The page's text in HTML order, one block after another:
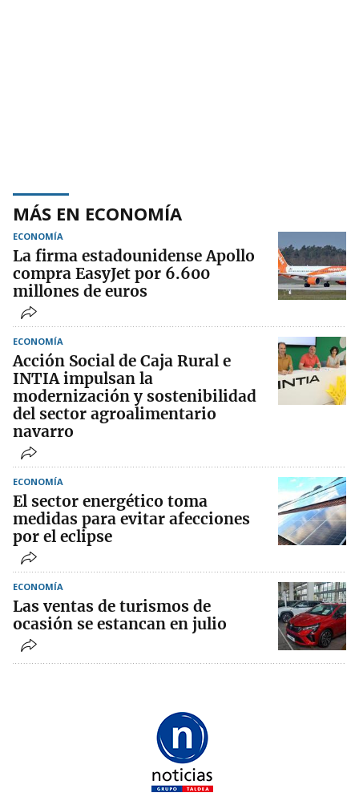
MÁS EN ECONOMÍA
ECONOMÍA
La firma estadounidense Apollo
compra EasyJet por 6.600
millones de euros
ECONOMÍA
Acción Social de Caja Rural e
INTIA impulsan la
modernización y sostenibilidad
del sector agroalimentario
navarro
ECONOMÍA
El sector energético toma
medidas para evitar afecciones
por el eclipse
ECONOMÍA
Las ventas de turismos de
ocasión se estancan en julio